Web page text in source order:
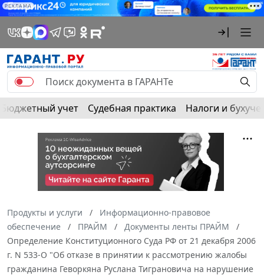
РЕКЛАМА
Бюджетный учет Судебная практика Налоги и
Продукты и услуги
Информационно-правовое
обеспечение
ПРАЙМ
Документы ленты ПРАЙМ
Определение Конституционного Суда РФ от 21 декабря 2006
г. N 533-О "Об отказе в принятии к рассмотрению жалобы
гражданина Геворкяна Руслана Тиграновича на нарушение